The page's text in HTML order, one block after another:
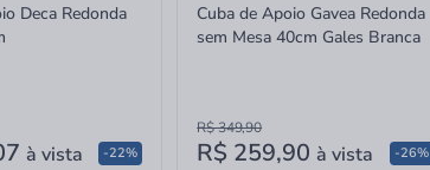
Deca Redonda
à vista -22%
Cuba de Apoio Gavea Redonda
sem Mesa 40cm Gales Branca
R$ 349,90
R$ 259,90à vista -26%